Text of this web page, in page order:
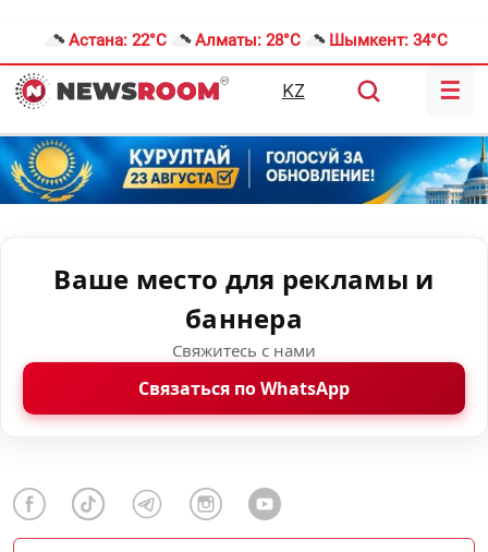
Астана: 22°C Алматы: 28°C Шымкент: 34°C
KZ ☰
Ваше место для рекламы и
баннера
Свяжитесь с нами
Связаться по WhatsApp